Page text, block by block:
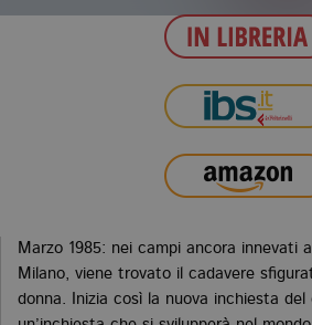
Marzo 1985: nei campi ancora innevati
Milano, viene trovato il cadavere
donna. Inizia così la nuova inchiesta del